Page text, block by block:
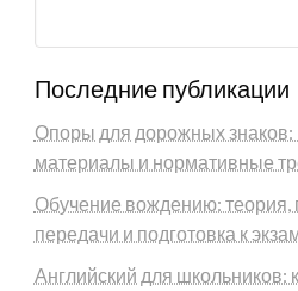
Последние публикации
Опоры для дорожных знаков:
материалы и нормативные
Обучение вождению: теория,
передачи и подготовка к
Английский для школьников: